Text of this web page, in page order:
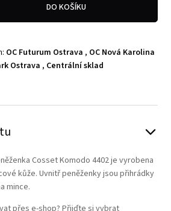
DO KOŠÍKU
OC Futurum Ostrava , OC Nová Karolina
Ostrava , Centrální sklad
Cosset Komodo 4402 je vyrobena
kůže. Uvnitř peněženky jsou přihrádky
mince.
přes e-shop? Přijďte si vybrat